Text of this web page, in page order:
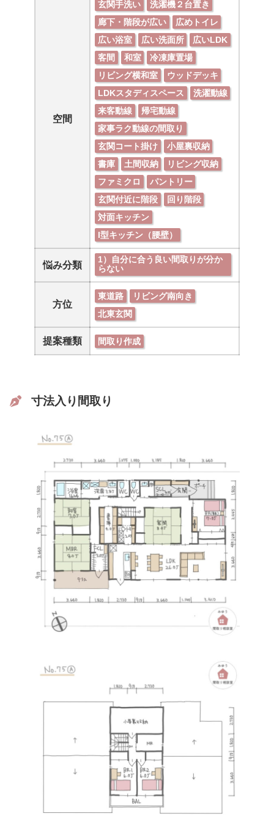
空間
玄関手洗い
洗濯機２台置き
廊下・階段が広い
広めトイレ
広い浴室
広い洗面所
広いLDK
客間
和室
冷凍庫置場
リビング横和室
ウッドデッキ
LDKスタディスペース
洗濯動線
来客動線
帰宅動線
家事ラク動線の間取り
玄関コート掛け
小屋裏収納
書庫
土間収納
リビング収納
ファミクロ
パントリー
玄関付近に階段
回り階段
対面キッチン
I型キッチン（腰壁）
悩み分類
1）自分に合う良い間取りが分か
らない
方位
東道路
リビング南向き
北東玄関
提案種類 間取り作成
寸法入り間取り